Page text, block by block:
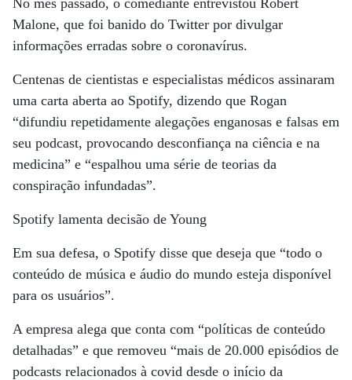
No mês passado, o comediante entrevistou Robert
Malone, que foi banido do Twitter por divulgar
informações erradas sobre o coronavírus.
Centenas de cientistas e especialistas médicos assinaram
uma carta aberta ao Spotify, dizendo que Rogan
“difundiu repetidamente alegações enganosas e falsas em
seu podcast, provocando desconfiança na ciência e na
medicina” e “espalhou uma série de teorias da
conspiração infundadas”.
Spotify lamenta decisão de Young
Em sua defesa, o Spotify disse que deseja que “todo o
conteúdo de música e áudio do mundo esteja disponível
para os usuários”.
A empresa alega que conta com “políticas de conteúdo
detalhadas” e que removeu “mais de 20.000 episódios de
podcasts relacionados à covid desde o início da